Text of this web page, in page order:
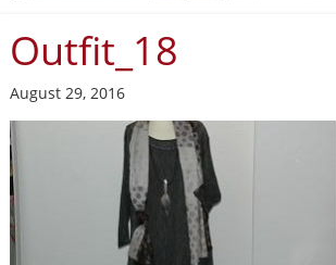
Outfit_18
August 29, 2016